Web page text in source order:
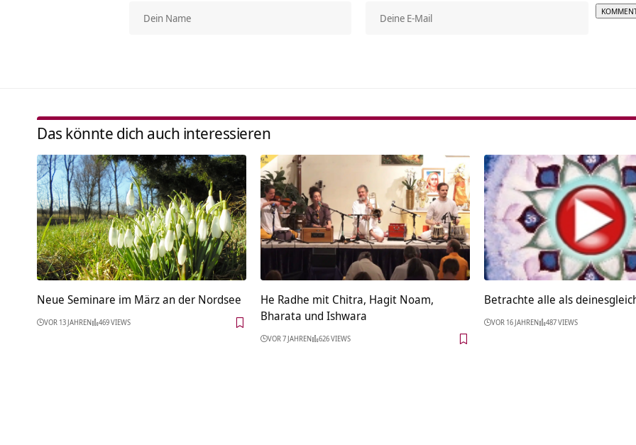
Das könnte dich auch interessieren
Neue Seminare im März an der Nordsee
VOR 13 JAHREN 469 VIEWS
He Radhe mit Chitra, Hagit Noam,
Bharata und Ishwara
VOR 7 JAHREN 626 VIEWS
Betrachte alle als
VOR 16 JAHREN 487 VIEWS